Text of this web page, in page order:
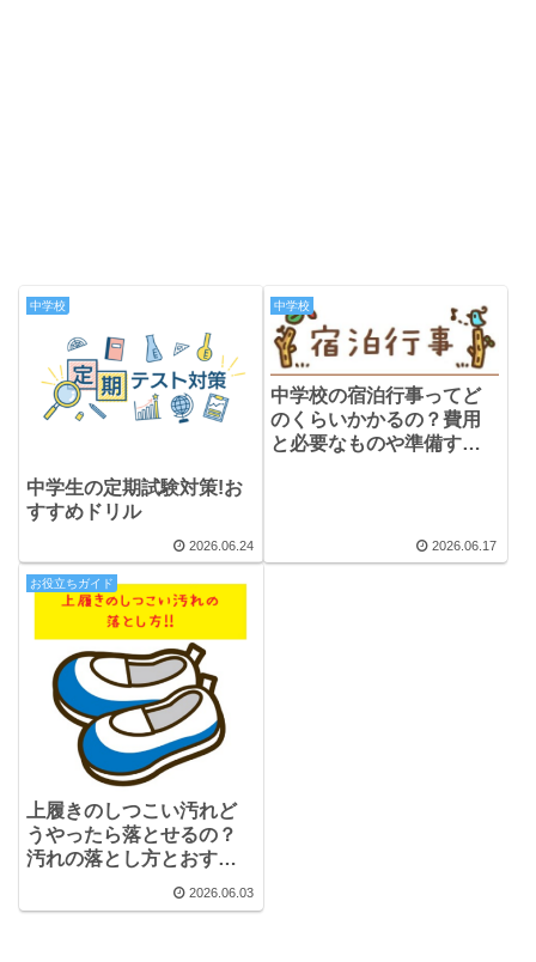
中学校
中学生の定期試験対策!お
すすめドリル
2026.06.24
中学校
中学校の宿泊行事ってど
のくらいかかるの？費用
と必要なものや準備する
2026.06.17
お役立ちガイド
上履きのしつこい汚れど
うやったら落とせるの？
汚れの落とし方とおすす
め洗剤・おすすめブラシ
2026.06.03